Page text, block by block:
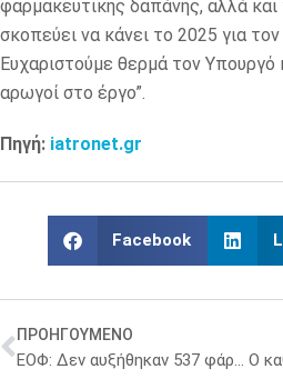
φαρμακευτικής δαπάνης, αλλά και
σκοπεύει να κάνει το 2025 για
Ευχαριστούμε θερμά τον
αρωγοί στο έργο”.
Πηγή: iatronet.gr
Facebook
ΠΡΟΗΓΟΥΜΕΝΟ
ΕΟΦ: Δεν αυξήθηκαν 537 φάρμακα